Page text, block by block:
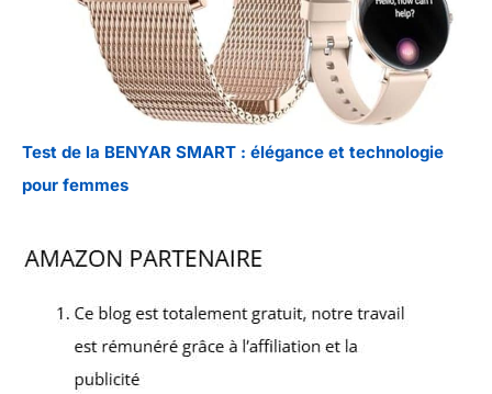
Test de la BENYAR SMART : élégance et technologie
pour femmes